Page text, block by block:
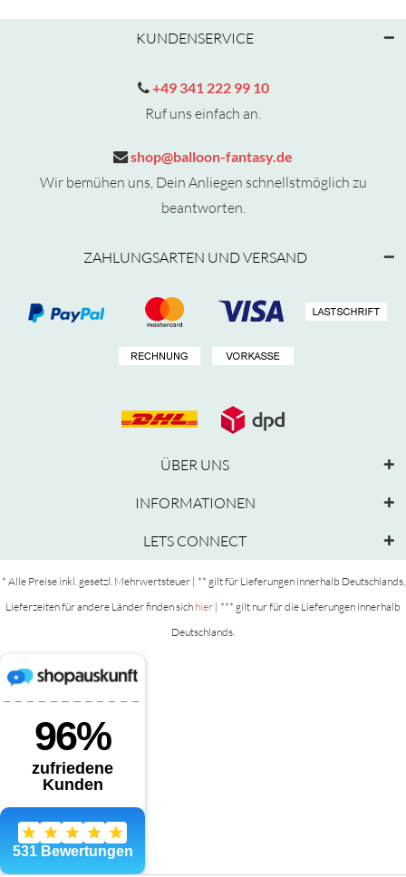
KUNDENSERVICE
+49 341 222 99 10
Ruf uns einfach an.
shop@balloon-fantasy.de
Wir bemühen uns, Dein Anliegen schnellstmöglich zu
beantworten.
ZAHLUNGSARTEN UND VERSAND
ÜBER UNS
INFORMATIONEN
LETS CONNECT
* Alle Preise inkl. gesetzl. Mehrwertsteuer | ** gilt für Lieferungen innerhalb Deutschlands,
Lieferzeiten für andere Länder finden sich hier | *** gilt nur für die Lieferungen innerhalb
Deutschlands.